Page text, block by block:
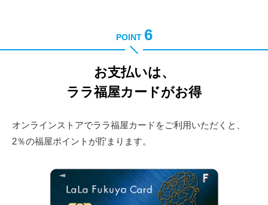
POINT 6
お支払いは、
ララ福屋カードがお得
オンラインストアでララ福屋カードをご利用いただくと、
2％の福屋ポイントが貯まります。